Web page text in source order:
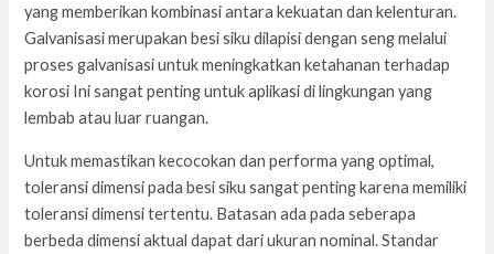
yang memberikan kombinasi antara kekuatan dan kelenturan.
Galvanisasi merupakan besi siku dilapisi dengan seng melalui
proses galvanisasi untuk meningkatkan ketahanan terhadap
korosi Ini sangat penting untuk aplikasi di lingkungan yang
lembab atau luar ruangan.
Untuk memastikan kecocokan dan performa yang optimal,
toleransi dimensi pada besi siku sangat penting karena memiliki
toleransi dimensi tertentu. Batasan ada pada seberapa
berbeda dimensi aktual dapat dari ukuran nominal. Standar